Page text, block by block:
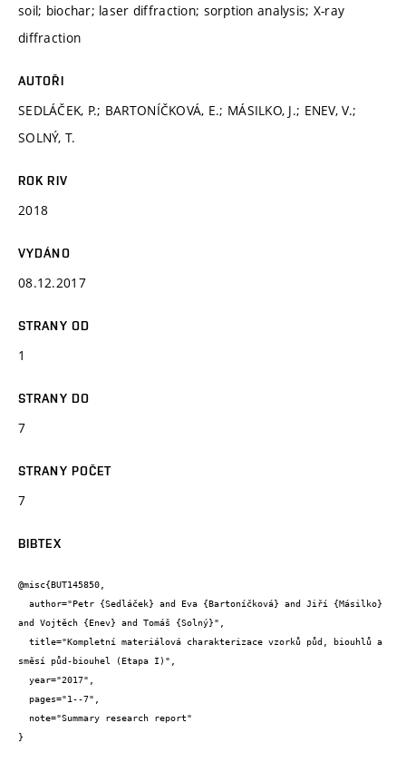
soil; biochar; laser diffraction; sorption analysis; X-ray
diffraction
AUTOŘI
SEDLÁČEK, P.; BARTONÍČKOVÁ, E.; MÁSILKO, J.; ENEV, V.;
SOLNÝ, T.
ROK RIV
2018
VYDÁNO
08.12.2017
STRANY OD
1
STRANY DO
7
STRANY POČET
7
BIBTEX
@misc{BUT145850,
and Vojtěch {Enev} and Tomáš {Solný}",
směsí půd-biouhel (Etapa I)",
}